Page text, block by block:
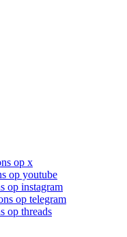
op x
op youtube
op instagram
op telegram
op threads